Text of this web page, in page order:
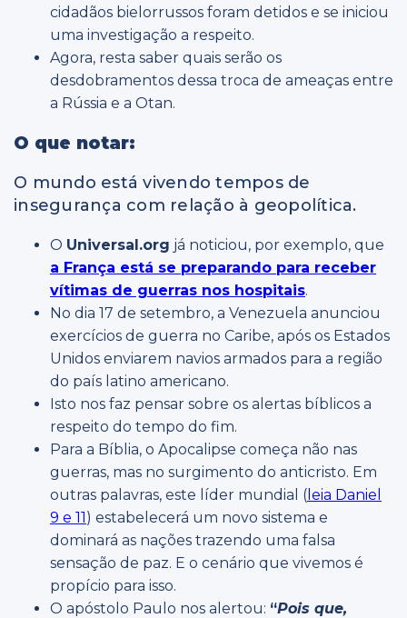
cidadãos bielorrussos foram detidos e se iniciou
uma investigação a respeito.
Agora, resta saber quais serão os
desdobramentos dessa troca de ameaças entre
a Rússia e a Otan.
O que notar:
O mundo está vivendo tempos de
insegurança com relação à geopolítica.
O Universal.org já noticiou, por exemplo, que
a França está se preparando para receber
vítimas de guerras nos hospitais.
No dia 17 de setembro, a Venezuela anunciou
exercícios de guerra no Caribe, após os Estados
Unidos enviarem navios armados para a região
do país latino americano.
Isto nos faz pensar sobre os alertas bíblicos a
respeito do tempo do fim.
Para a Bíblia, o Apocalipse começa não nas
guerras, mas no surgimento do anticristo. Em
outras palavras, este líder mundial ( leia Daniel
9 e 11) estabelecerá um novo sistema e
dominará as nações trazendo uma falsa
sensação de paz. E o cenário que vivemos é
propício para isso.
O apóstolo Paulo nos alertou: “Pois que,